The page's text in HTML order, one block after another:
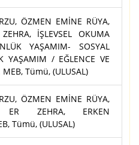
ÖZMEN EMİNE RÜYA,
İŞLEVSEL OKUMA
YAŞAMIM- SOSYAL
YAŞAMIM / EĞLENCE VE
Tümü, (ULUSAL)
ÖZMEN EMİNE RÜYA,
ER ZEHRA, ERKEN
Tümü, (ULUSAL)